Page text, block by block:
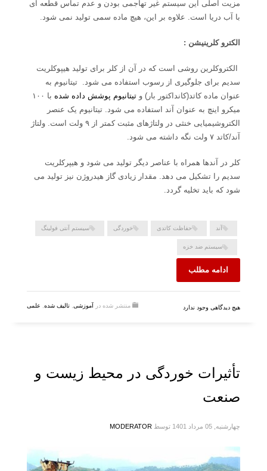
مزیت اصلی این سیستم غیر تهاجمی بودن و عدم تماس قطعه ای
با آب دریا است. علاوه بر این، هیچ ماده سمی تولید نمی شود.
الکترو کلرینیشن :
الکتروکلرین روشی است که در آن از کلر برای تولید هیپوکلریت
سدیم برای جلوگیری از رسوب استفاده می شود. تیتانیوم به
عنوان ماده کاتد(کانداکتور بار) و تیتانیوم پوشش داده شده
با ۱۰۰
میکرو اینچ به عنوان آند استفاده می شود. تیتانیوم یک عنصر
الکتروشیمیایی خنثی در ولتاژهای مثبت کمتر از ۹ ولت است. ولتاژ
آند/کاتد ۷ ولت نگه داشته می شود.
کلر در آندها همراه با عناصر دیگر تولید می شود و هیپرکلریت
سدیم را تشکیل می دهد. مقدار زیادی گاز هیدروژن نیز تولید می
شود که باید تخلیه گردد.
آند حفاظت کاتدی خوردگی سیستم آنتی فولینگ
سیستم ضد خزه
ادامه مطلب
منتشر شده در آموزشی تالیف شده علمی هیچ دیدگاهی وجود ندارد
تأثیرات خوردگی در محیط زیست و
صنعت
چهارشنبه, 05 مرداد 1401 توسط MODERATOR